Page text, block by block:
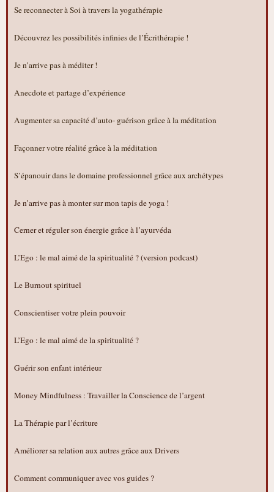
Se reconnecter à Soi à travers la yogathérapie
Découvrez les possibilités infinies de l’Écrithérapie !
Je n’arrive pas à méditer !
Anecdote et partage d’expérience
Augmenter sa capacité d’auto- guérison grâce à la méditation
Façonner votre réalité grâce à la méditation
S’épanouir dans le domaine professionnel grâce aux archétypes
Je n’arrive pas à monter sur mon tapis de yoga !
Cerner et réguler son énergie grâce à l’ayurvéda
L’Ego : le mal aimé de la spiritualité ? (version podcast)
Le Burnout spirituel
Conscientiser votre plein pouvoir
L’Ego : le mal aimé de la spiritualité ?
Guérir son enfant intérieur
Money Mindfulness : Travailler la Conscience de l’argent
La Thérapie par l’écriture
Améliorer sa relation aux autres grâce aux Drivers
Comment communiquer avec vos guides ?